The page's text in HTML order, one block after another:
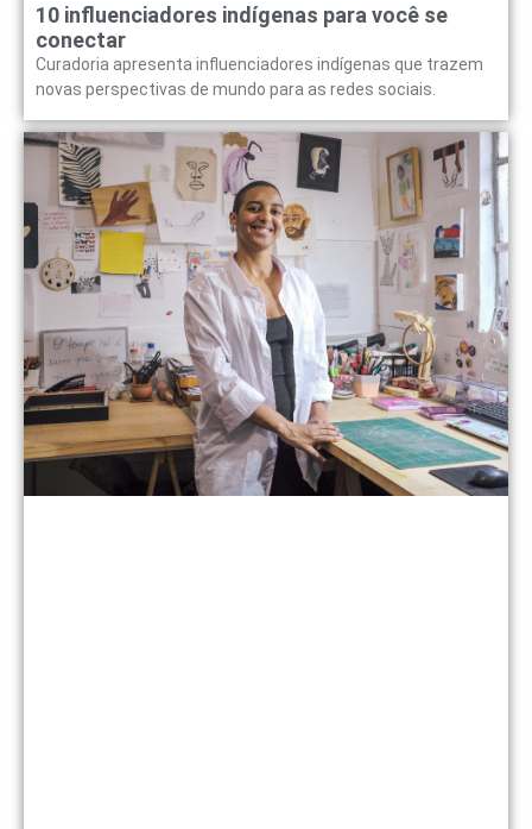
10 influenciadores indígenas para você se
conectar
Curadoria apresenta influenciadores indígenas que trazem
novas perspectivas de mundo para as redes sociais.